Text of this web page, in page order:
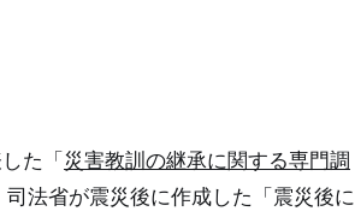
た「 災害教訓の継承に関する専門調
司法省が震災後に作成した「震災後に